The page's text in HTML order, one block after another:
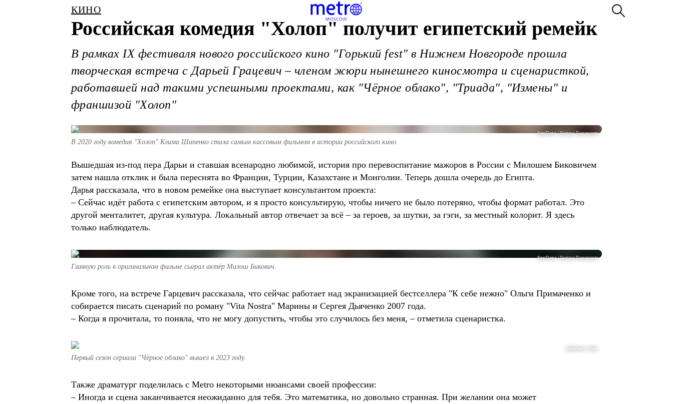
КИНО
Российская комедия "Холоп" получит египетский ремейк
В рамках IX фестиваля нового российского кино "Горький fest" в Нижнем Новгороде прошла
творческая встреча с Дарьей Грацевич – членом жюри нынешнего киносмотра и сценаристкой,
работавшей над такими успешными проектами, как "Чёрное облако", "Триада", "Измены" и
франшизой "Холоп"
КиноПоиск / Централ Партнершип
В 2020 году комедия "Холоп" Клима Шипенко стала самым кассовым фильмом в истории российского кино.
Вышедшая из-под пера Дарьи и ставшая всенародно любимой, история про перевоспитание мажоров в России с Милошем Биковичем
затем нашла отклик и была переснята во Франции, Турции, Казахстане и Монголии. Теперь дошла очередь до Египта.
Дарья рассказала, что в новом ремейке она выступает консультантом проекта:
– Сейчас идёт работа с египетским автором, и я просто консультирую, чтобы ничего не было потеряно, чтобы формат работал. Это
другой менталитет, другая культура. Локальный автор отвечает за всё – за героев, за шутки, за гэги, за местный колорит. Я здесь
только наблюдатель.
КиноПоиск / Централ Партнершип
Главную роль в оригинальном фильме сыграл актёр Милош Бикович.
Кроме того, на встрече Гарцевич рассказала, что сейчас работает над экранизацией бестселлера "К себе нежно" Ольги Примаченко и
собирается писать сценарий по роману "Vita Nostra" Марины и Сергея Дьяченко 2007 года.
– Когда я прочитала, то поняла, что не могу допустить, чтобы это случилось без меня, – отметила сценаристка.
КиноПоиск / Okko
Первый сезон сериала "Чёрное облако" вышел в 2023 году.
Также драматург поделилась с Metro некоторыми нюансами своей профессии:
– Иногда и сцена заканчивается неожиданно для тебя. Это математика, но довольно странная. При желании она может